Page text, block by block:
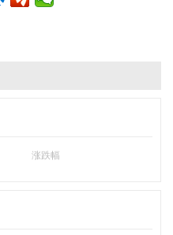
涨跌幅